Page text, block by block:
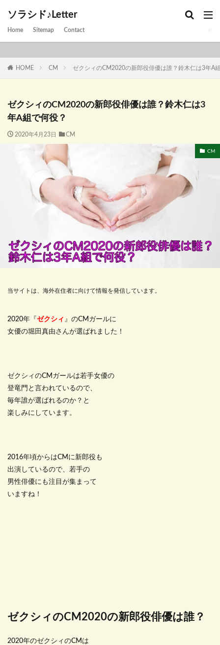
ソラシド♪Letter
Home Sitemap Contact
HOME CM ゼクシィのCM2020の新郎役俳優は誰？鈴木仁は3年A
ゼクシィのCM2020の新郎役俳優は誰？鈴木仁は3
年A組で何役？
2020年4月23日 CM
CM
当サイトは、海外在住者に向けて情報を発信しています。
2020年『 ゼクシィ 』のCMガールに
女優の堀田真由さんが選ばれました！
ゼクシィのCMガールは若手女優の
登竜門と言われているので、
毎年誰が選ばれるのか？と
楽しみにしています。
2016年頃からはCMに新郎役も
出演しているので、若手の
男性俳優にも注目が集まって
いますね！
ゼクシィのCM2020の新郎役俳優は誰？
2020年のゼクシィのCMは